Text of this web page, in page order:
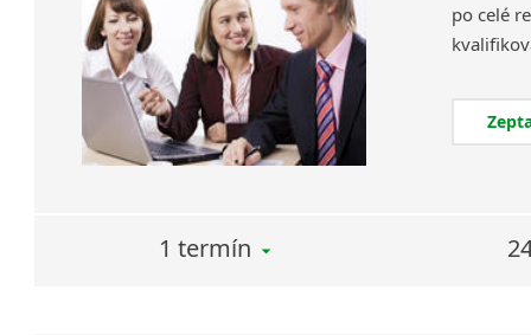
po celé
1 termín